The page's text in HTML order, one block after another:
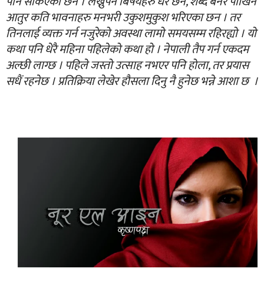
आतुर कति भावनाहरु मनभरी उकुशमुकुश भरिएका छन । तर
तिनलाई व्यक्त गर्न नजुरेको अवस्था लामो समयसम्म रहिरह्यो । यो
कथा पनि धेरै महिना पहिलेको कथा हो । नेपाली तैप गर्न एकदम
अल्छी लाग्छ । पहिले जस्तो उत्साह नभएर पनि होला, तर प्रयास
सधैं रहनेछ । प्रतिक्रिया लेखेर हौसला दिनु नै हुनेछ भन्ने आशा छ ।